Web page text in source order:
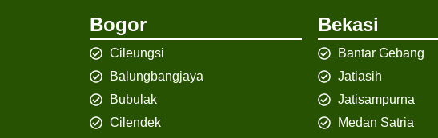
Bogor
Cileungsi
Balungbangjaya
Bubulak
Cilendek
Bekasi
Bantar Gebang
Jatiasih
Jatisampurna
Medan Satria